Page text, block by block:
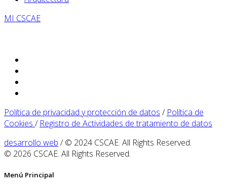
MI CSCAE
Política de privacidad y protección de datos / Política de
Cookies / Registro de Actividades de tratamiento de datos
desarrollo web / © 2024 CSCAE. All Rights Reserved.
© 2026 CSCAE. All Rights Reserved.
Menú Principal